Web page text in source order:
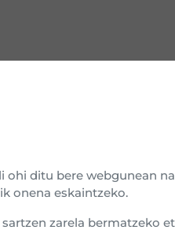
Historia eta
Batzar nagusia
ohi ditu bere webgunean
onena eskaintzeko.
zarela bermatzeko